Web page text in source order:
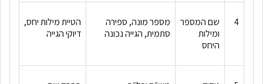
4
שם המספר
ומילות
היחס
מספר מונה, ספירה
סתמית, הגייה נכונה
הטיית מילות יחס,
דיוקי הגייה